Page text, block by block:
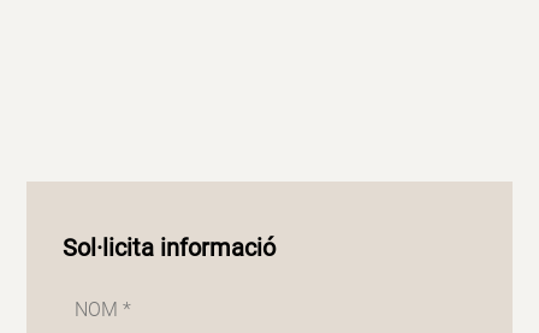
Sol·licita informació